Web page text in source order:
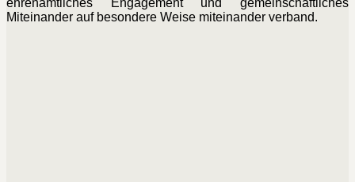
ehrenamtliches Engagement und gemeinschaftliches
Miteinander auf besondere Weise miteinander verband.